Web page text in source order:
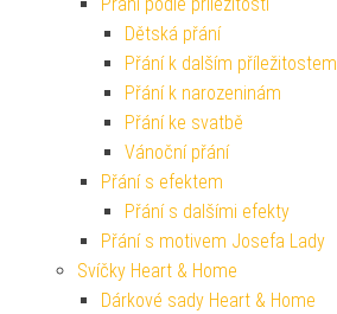
Přání podle příležitosti
Dětská přání
Přání k dalším příležitostem
Přání k narozeninám
Přání ke svatbě
Vánoční přání
Přání s efektem
Přání s dalšími efekty
Přání s motivem Josefa Lady
Svíčky Heart & Home
Dárkové sady Heart & Home